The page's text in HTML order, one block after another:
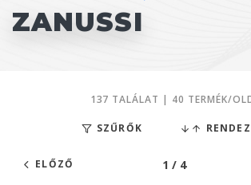
ZANUSSI
137 TALÁLAT | 40 TERMÉK/
SZŰRŐK
ELŐZŐ 1 / 4